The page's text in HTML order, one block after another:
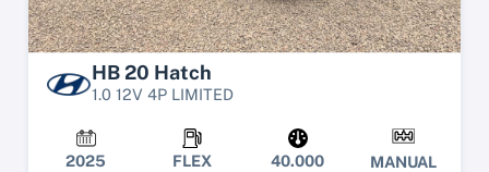
HB 20 Hatch
1.0 12V 4P LIMITED
2025 FLEX 40.000 MANUAL